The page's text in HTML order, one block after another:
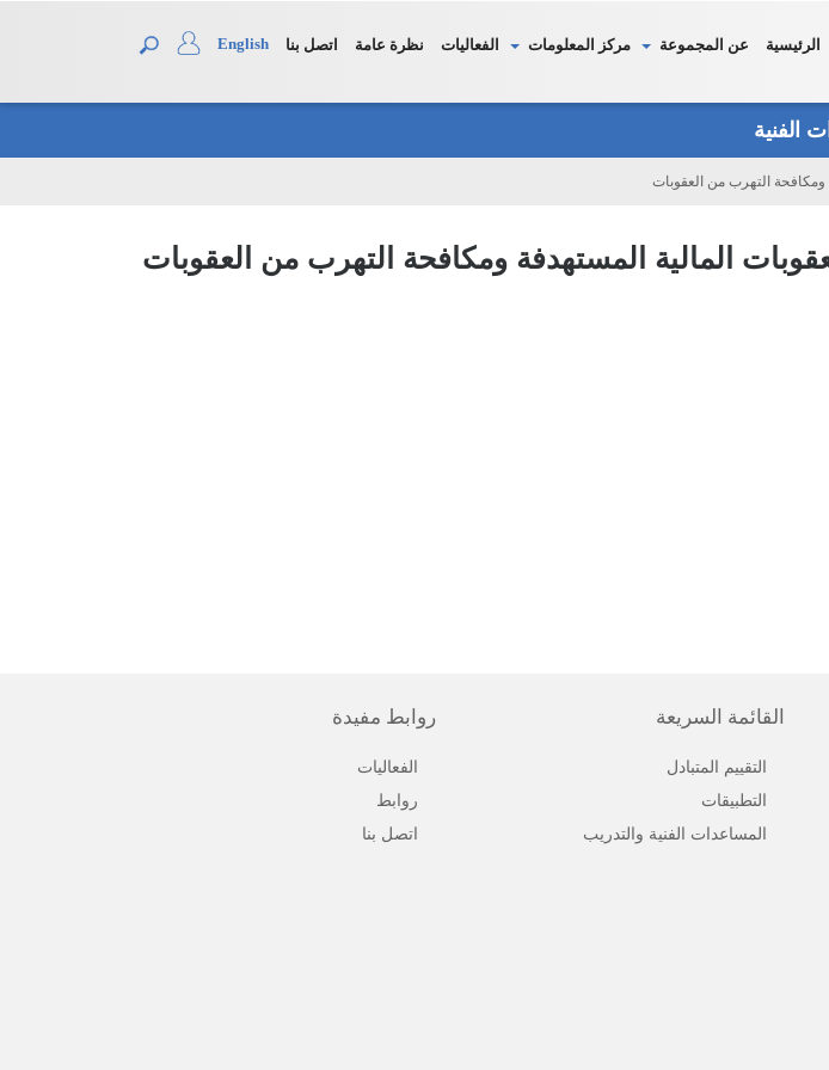
الرئيسية
عن المجموعة مركز المعلومات الفعاليات نظرة عامة اتصل بنا English
الفنية
ومكافحة التھرب من العقوبات
المالیة المستھدفة ومكافحة التھرب من العقوبات
روابط مفيدة
الفعاليات
روابط
اتصل بنا
القائمة السريعة
التقييم المتبادل
التطبيقات
المساعدات الفنية والتدريب